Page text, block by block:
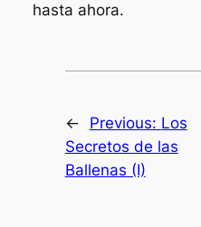
hasta ahora.
← Previous: Los
Secretos de las
Ballenas (I)